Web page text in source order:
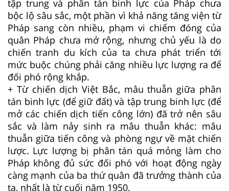
tập trung và phân tán binh lực của Pháp chưa
bộc lộ sâu sắc, một phần vì khả năng tăng viện từ
Pháp sang còn nhiều, phạm vi chiếm đóng của
quân Pháp chưa mở rộng, nhưng chủ yếu là do
chiến tranh du kích của ta chưa phát triển tới
mức buộc chúng phải căng nhiều lực lượng ra để
đối phó rộng khắp.
+ Từ chiến dịch Việt Bắc, mâu thuẫn giữa phân
tán binh lực (để giữ đất) và tập trung binh lực (để
mở các chiến dịch tiến công lớn) đã trở nên sâu
sắc và làm nảy sinh ra mâu thuẫn khác: mâu
thuẫn giữa tiến công và phòng ngự về mặt chiến
lược. Lực lượng bị phân tán quá mỏng làm cho
Pháp không đủ sức đối phó với hoạt động ngày
càng mạnh của ba thứ quân đã trưởng thành của
ta, nhất là từ cuối năm 1950.